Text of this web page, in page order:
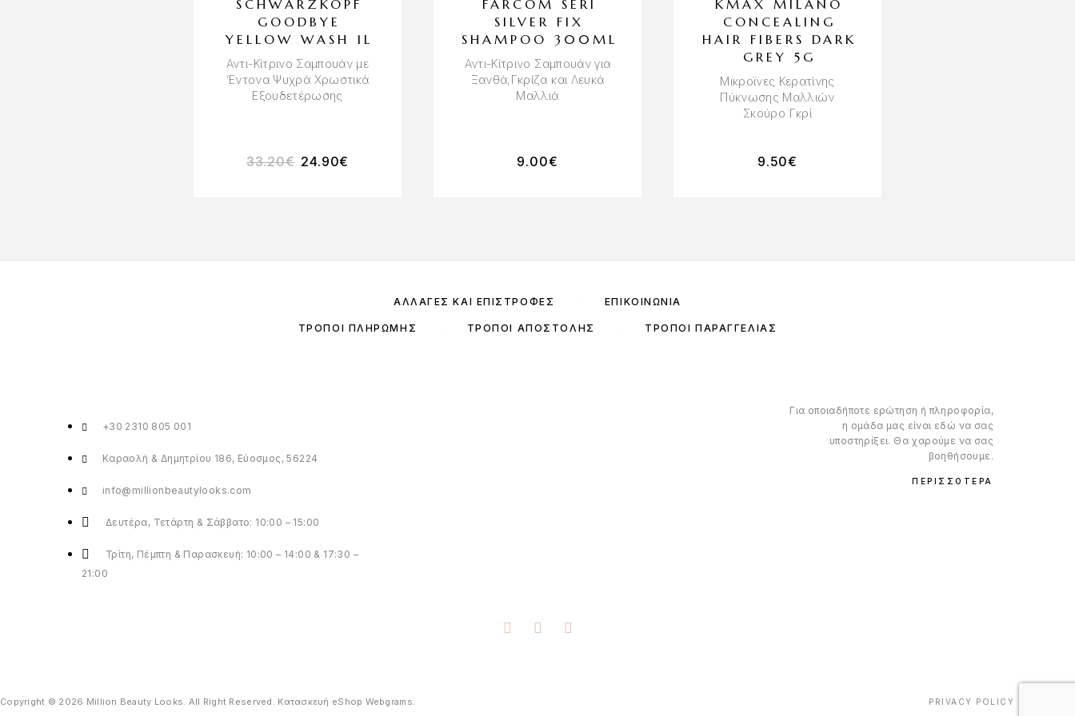
SCHWARZKOPF
GOODBYE
YELLOW WASH 1L
Αντι-Κίτρινο Σαμπουάν με
‘Εντονα Ψυχρά Χρωστικά
Εξουδετέρωσης
33.20€ 24.90€
FARCOM SERI
SILVER FIX
SHAMPOO 300ML
Αντι-Κίτρινο Σαμπουάν για
Ξανθά,Γκρίζα και Λευκά
Μαλλιά
9.00€
KMAX MILANO
CONCEALING
HAIR FIBERS DARK
GREY 5G
Μικροϊνες Κερατίνης
Πύκνωσης Μαλλιών
Σκούρο Γκρί
9.50€
ΑΛΛΑΓΈΣ ΚΑΙ ΕΠΙΣΤΡΟΦΈΣ ΕΠΙΚΟΙΝΩΝΊΑ
ΤΡΌΠΟΙ ΠΛΗΡΩΜΉΣ ΤΡΌΠΟΙ ΑΠΟΣΤΟΛΉΣ ΤΡΌΠΟΙ ΠΑΡΑΓΓΕΛΊΑΣ
+30 2310 805 001
Καραολή & Δημητρίου 186, Εύοσμος, 56224
info@millionbeautylooks.com
Δευτέρα, Τετάρτη & Σάββατο: 10:00 – 15:00
Τρίτη, Πέμπτη & Παρασκευή: 10:00 – 14:00 & 17:30 –
21:00
Για οποιαδήποτε ερώτηση ή πληροφορία,
η ομάδα μας είναι εδώ να σας
υποστηρίξει. Θα χαρούμε να σας
βοηθήσουμε.
ΠΕΡΙΣΣΌΤΕΡΑ
Copyright © 2026 Million Beauty Looks. All Right Reserved. Κατασκευή eShop Webgrams. PRIVACY POLICY